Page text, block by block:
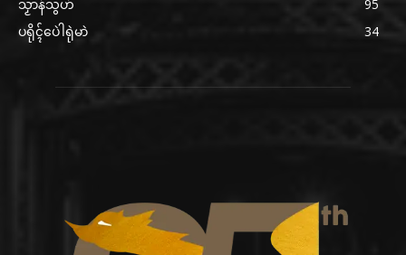
သၟာန်သွဟ်
95
ပရိုၚ်ပေဲါရုဲမာဲ
34